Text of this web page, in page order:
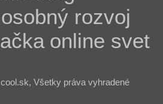
osobný rozvoj
online svet
Všetky práva vyhradené